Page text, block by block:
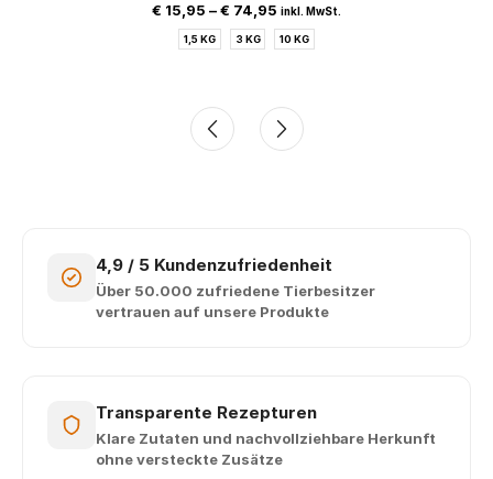
€ 15,95 –€ 74,95 inkl. MwSt.
1,5 KG 3 KG 10 KG
4,9 / 5 Kundenzufriedenheit
Über 50.000 zufriedene Tierbesitzer
vertrauen auf unsere Produkte
Transparente Rezepturen
Klare Zutaten und nachvollziehbare Herkunft
ohne versteckte Zusätze